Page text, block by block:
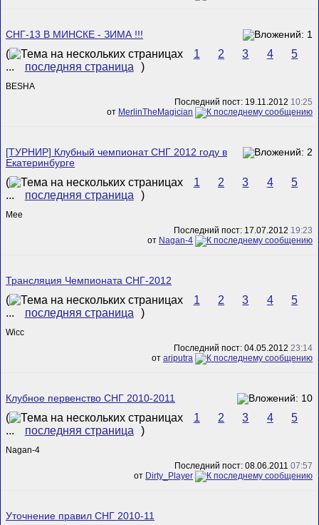
СНГ-13 В МИНСКЕ - ЗИМА !!!
( 1 2 3 4
5
...
последняя страница )
BESHA
Последний пост: 19.11.2012 10:25
от MerlinTheMagician
[ТУРНИР] Клубный чемпионат СНГ 2012 году в
Екатеринбурге
( 1 2 3 4
5
...
последняя страница )
Mee
Последний пост: 17.07.2012 19:23
от Nagan-4
Трансляция Чемпионата СНГ-2012
( 1 2 3 4
5
...
последняя страница )
Wicc
Последний пост: 04.05.2012 23:14
от ariputra
Клубное первенство СНГ 2010-2011
( 1 2 3 4
5
...
последняя страница )
Nagan-4
Последний пост: 08.06.2011 07:57
от Dirty_Player
Уточнение правил СНГ 2010-11